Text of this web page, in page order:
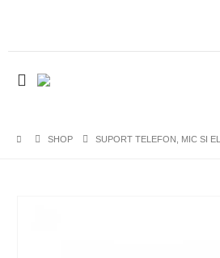
SHOP SUPORT TELEFON, MIC SI